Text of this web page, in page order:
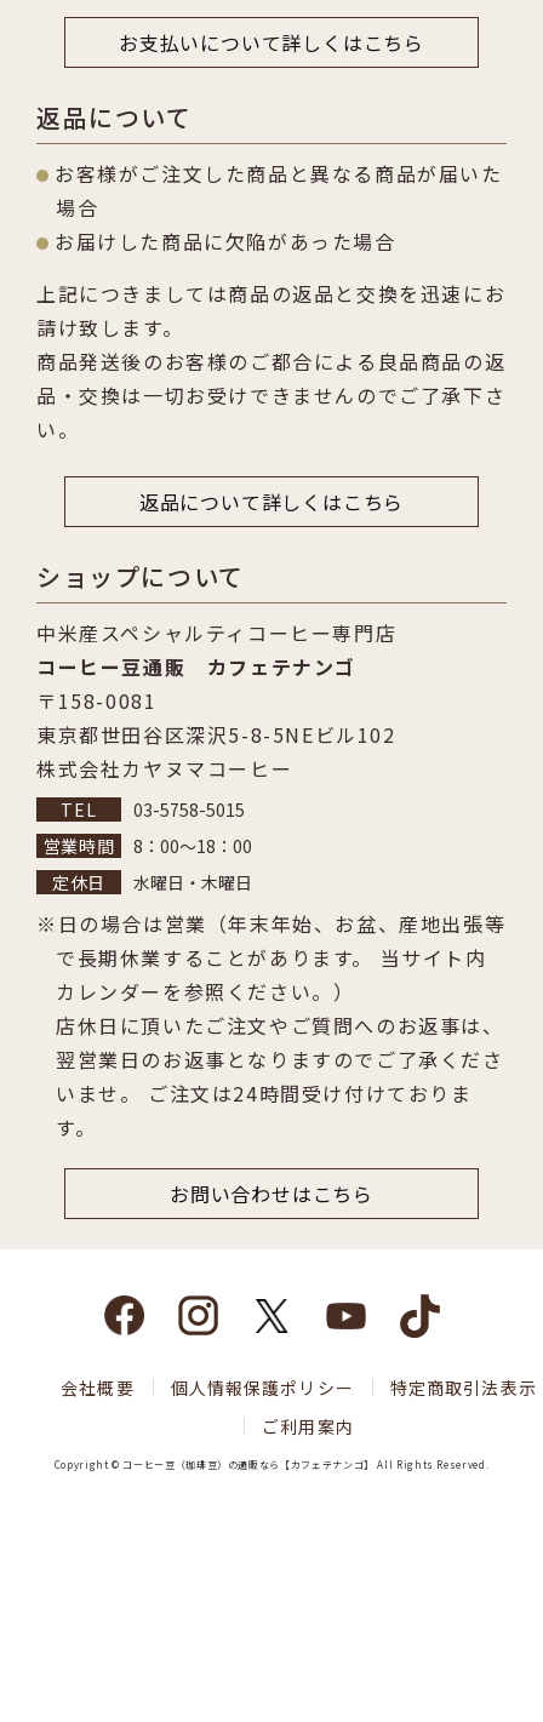
お支払いについて詳しくはこちら
返品について
お客様がご注文した商品と異なる商品が届いた
場合
お届けした商品に欠陥があった場合
上記につきましては商品の返品と交換を迅速にお
請け致します。
商品発送後のお客様のご都合による良品商品の返
品・交換は一切お受けできませんのでご了承下さ
い。
返品について詳しくはこちら
ショップについて
中米産スペシャルティコーヒー専門店
コーヒー豆通販 カフェテナンゴ
〒158-0081
東京都世田谷区深沢5-8-5NEビル102
株式会社カヤヌマコーヒー
03-5758-5015
8：00～18：00
水曜日・木曜日
日の場合は営業（年末年始、お盆、産地出張等
で長期休業することがあります。 当サイト内
カレンダーを参照ください。）
店休日に頂いたご注文やご質問へのお返事は、
翌営業日のお返事となりますのでご了承くださ
いませ。 ご注文は24時間受け付けておりま
す。
お問い合わせはこちら
会社概要 個人情報保護ポリシー
特定商取引法表示
ご利用案内
Copyright © コーヒー豆（珈琲豆）の通販なら【カフェテナンゴ】 All Rights Reserved.